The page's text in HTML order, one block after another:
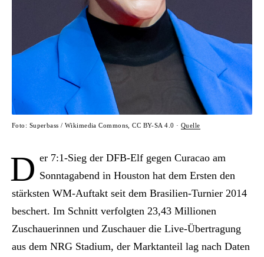
Foto: Superbass / Wikimedia Commons, CC BY-SA 4.0 · Quelle
D er 7:1-Sieg der DFB-Elf gegen Curacao am
Sonntagabend in Houston hat dem Ersten den
stärksten WM-Auftakt seit dem Brasilien-Turnier 2014
beschert. Im Schnitt verfolgten 23,43 Millionen
Zuschauerinnen und Zuschauer die Live-Übertragung
aus dem NRG Stadium, der Marktanteil lag nach Daten